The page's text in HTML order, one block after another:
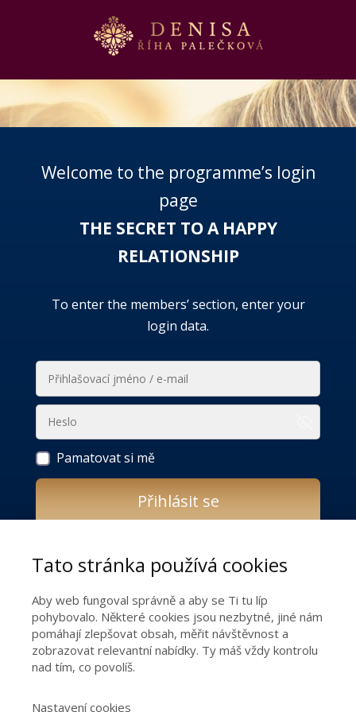
Welcome to the programme’s login
page
THE SECRET TO A HAPPY
RELATIONSHIP
To enter the members’ section, enter your
login data.
Pamatovat si mě
Přihlásit se
programme THE SECRET TO A HAPPY
RELATIONSHIP?
Get the keys to a happy relationship!
Tato stránka používá cookies
Aby web fungoval správně a aby se Ti tu líp
pohybovalo. Některé cookies jsou nezbytné, jiné nám
pomáhají zlepšovat obsah, měřit návštěvnost a
zobrazovat relevantní nabídky. Ty máš vždy kontrolu
nad tím, co povolíš.
Nastavení cookies